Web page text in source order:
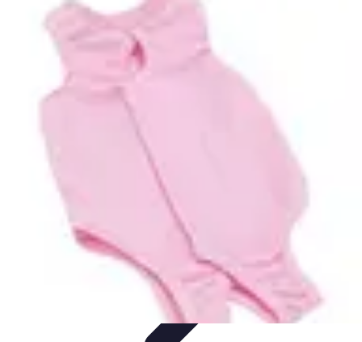
Meilleur Matériel Médical
Équipements médicaux
Équipement à domicile
Meilleur Matériel Médical